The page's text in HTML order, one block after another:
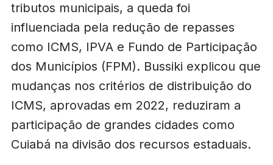
tributos municipais, a queda foi
influenciada pela redução de repasses
como ICMS, IPVA e Fundo de Participação
dos Municípios (FPM). Bussiki explicou que
mudanças nos critérios de distribuição do
ICMS, aprovadas em 2022, reduziram a
participação de grandes cidades como
Cuiabá na divisão dos recursos estaduais.